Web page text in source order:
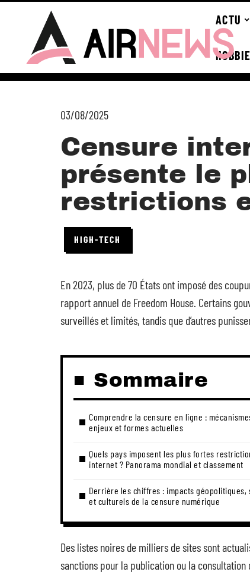
ACTU
03/08/2025
Censure
présente le
restrictions
HIGH-TECH
En 2023, plus de 70 États ont imposé des
rapport annuel de Freedom House. Certains
surveillés et limités, tandis que d’autres
Sommaire
Comprendre la censure en ligne :
enjeux et formes actuelles
Quels pays imposent les plus fortes
internet ? Panorama mondial et classement
Derrière les chiffres : impacts géopolitiques,
et culturels de la censure numérique
Des listes noires de milliers de sites sont
sanctions pour la publication ou la